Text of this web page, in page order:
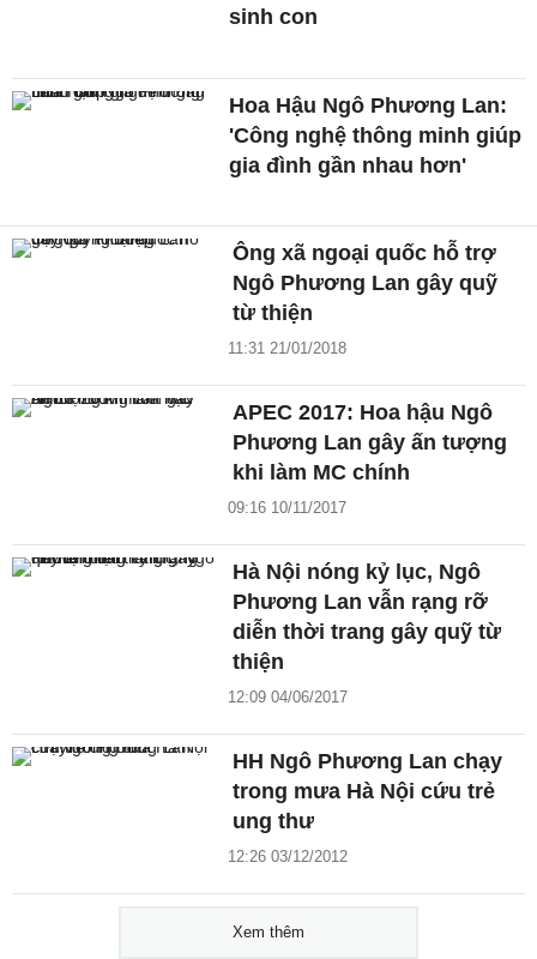
sinh con
Hoa Hậu Ngô Phương Lan:
'Công nghệ thông minh giúp
gia đình gần nhau hơn'
Ông xã ngoại quốc hỗ trợ
Ngô Phương Lan gây quỹ
từ thiện
11:31 21/01/2018
APEC 2017: Hoa hậu Ngô
Phương Lan gây ấn tượng
khi làm MC chính
09:16 10/11/2017
Hà Nội nóng kỷ lục, Ngô
Phương Lan vẫn rạng rỡ
diễn thời trang gây quỹ từ
thiện
12:09 04/06/2017
HH Ngô Phương Lan chạy
trong mưa Hà Nội cứu trẻ
ung thư
12:26 03/12/2012
Xem thêm